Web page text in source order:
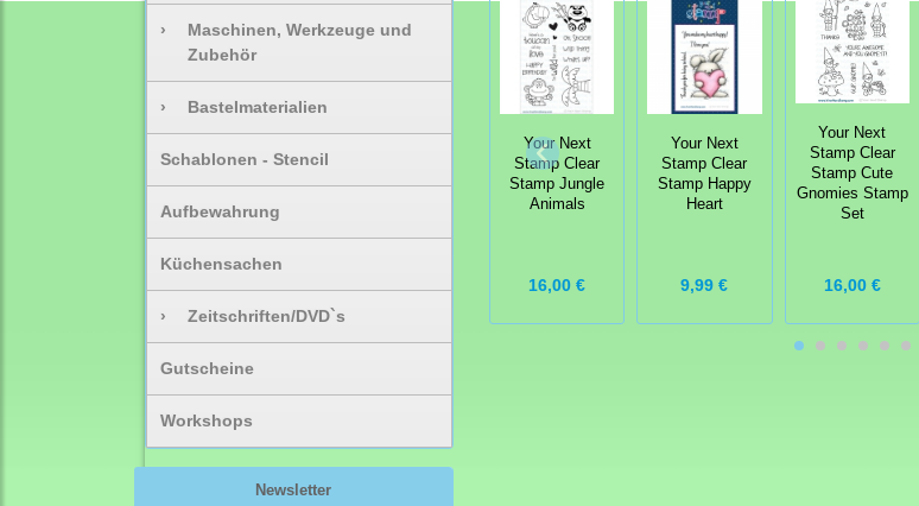
›
Maschinen, Werkzeuge und
Zubehör
› Bastelmaterialien
Schablonen - Stencil
Aufbewahrung
Küchensachen
› Zeitschriften/DVD`s
Gutscheine
Workshops
Newsletter
Your Next
Stamp Clear
Stamp Jungle
Animals
16,00 €
Your Next
Stamp Clear
Stamp Happy
Heart
9,99 €
Your Next
Stamp Clear
Stamp Cute
Gnomies Stamp
Set
16,00 €